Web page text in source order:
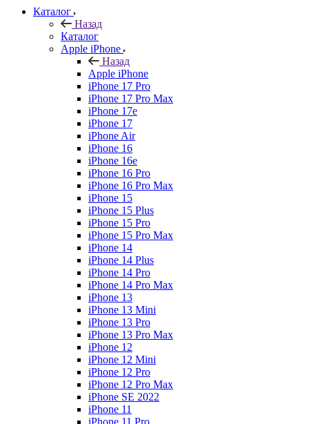
Каталог
Назад
Каталог
Apple iPhone
Назад
Apple iPhone
iPhone 17 Pro
iPhone 17 Pro Max
iPhone 17e
iPhone 17
iPhone Air
iPhone 16
iPhone 16e
iPhone 16 Pro
iPhone 16 Pro Max
iPhone 15
iPhone 15 Plus
iPhone 15 Pro
iPhone 15 Pro Max
iPhone 14
iPhone 14 Plus
iPhone 14 Pro
iPhone 14 Pro Max
iPhone 13
iPhone 13 Mini
iPhone 13 Pro
iPhone 13 Pro Max
iPhone 12
iPhone 12 Mini
iPhone 12 Pro
iPhone 12 Pro Max
iPhone SE 2022
iPhone 11
iPhone 11 Pro